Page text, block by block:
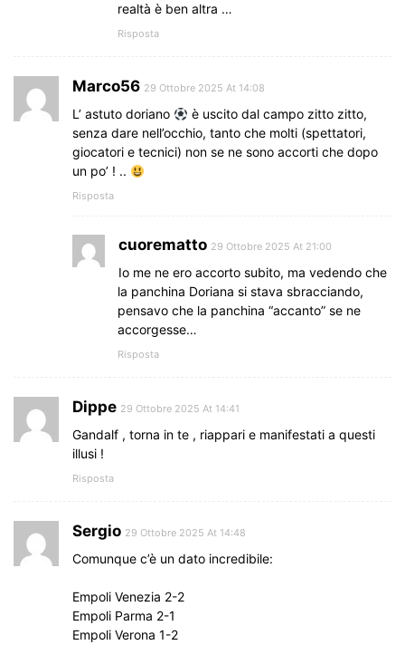
realtà è ben altra …
Risposta
Marco56 29 Ottobre 2025 At 14:08
L’ astuto doriano
è uscito dal campo zitto zitto,
senza dare nell’occhio, tanto che molti (spettatori,
giocatori e tecnici) non se ne sono accorti che dopo
un po’ ! ..
Risposta
cuorematto 29 Ottobre 2025 At 21:00
Io me ne ero accorto subito, ma vedendo che
la panchina Doriana si stava sbracciando,
pensavo che la panchina “accanto” se ne
accorgesse…
Risposta
Dippe 29 Ottobre 2025 At 14:41
Gandalf , torna in te , riappari e manifestati a questi
illusi !
Risposta
Sergio 29 Ottobre 2025 At 14:48
Comunque c’è un dato incredibile:
Empoli Venezia 2-2
Empoli Parma 2-1
Empoli Verona 1-2